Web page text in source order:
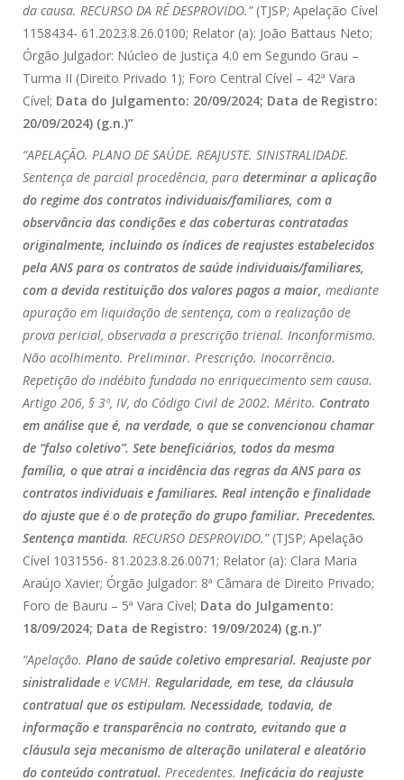
da causa. RECURSO DA RÉ DESPROVIDO.” (TJSP; Apelação Cível
1158434- 61.2023.8.26.0100; Relator (a): João Battaus Neto;
Órgão Julgador: Núcleo de Justiça 4.0 em Segundo Grau –
Turma II (Direito Privado 1); Foro Central Cível – 42ª Vara
Cível; Data do Julgamento: 20/09/2024; Data de Registro:
20/09/2024) (g.n.)”
“APELAÇÃO. PLANO DE SAÚDE. REAJUSTE. SINISTRALIDADE.
Sentença de parcial procedência, para determinar a aplicação
do regime dos contratos individuais/familiares, com a
observância das condições e das coberturas contratadas
originalmente, incluindo os índices de reajustes estabelecidos
pela ANS para os contratos de saúde individuais/familiares,
com a devida restituição dos valores pagos a maior, mediante
apuração em liquidação de sentença, com a realização de
prova pericial, observada a prescrição trienal. Inconformismo.
Não acolhimento. Preliminar. Prescrição. Inocorrência.
Repetição do indébito fundada no enriquecimento sem causa.
Artigo 206, § 3º, IV, do Código Civil de 2002. Mérito. Contrato
em análise que é, na verdade, o que se convencionou chamar
de “falso coletivo”. Sete beneficiários, todos da mesma
família, o que atrai a incidência das regras da ANS para os
contratos individuais e familiares. Real intenção e finalidade
do ajuste que é o de proteção do grupo familiar. Precedentes.
Sentença mantida. RECURSO DESPROVIDO.” (TJSP; Apelação
Cível 1031556- 81.2023.8.26.0071; Relator (a): Clara Maria
Araújo Xavier; Órgão Julgador: 8ª Câmara de Direito Privado;
Foro de Bauru – 5ª Vara Cível; Data do Julgamento:
18/09/2024; Data de Registro: 19/09/2024) (g.n.)”
“Apelação. Plano de saúde coletivo empresarial. Reajuste por
sinistralidade e VCMH. Regularidade, em tese, da cláusula
contratual que os estipulam. Necessidade, todavia, de
informação e transparência no contrato, evitando que a
cláusula seja mecanismo de alteração unilateral e aleatório
do conteúdo contratual. Precedentes. Ineficácia do reajuste